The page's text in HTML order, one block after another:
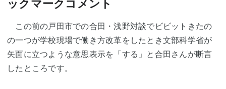
この前の戸田市での合田・浅野対談でビビットきたの
の一つが学校現場で働き方改革をしたとき文部科学省が
矢面に立つような意思表示を「する」と合田さんが断言
したところです。